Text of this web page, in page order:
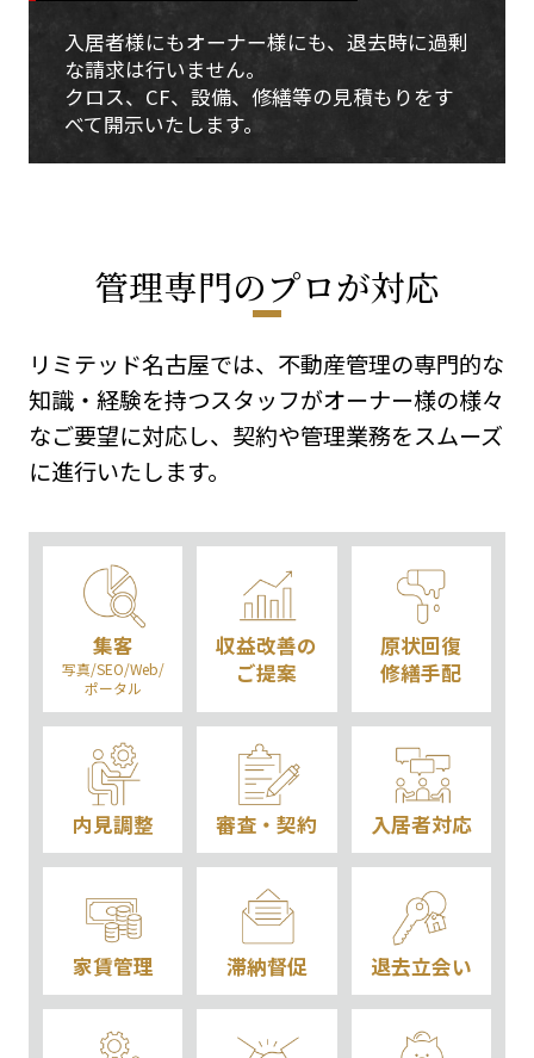
入居者様にもオーナー様にも、退去時に過剰
な請求は行いません。
クロス、CF、設備、修繕等の見積もりをす
べて開示いたします。
管理専門のプロが対応
リミテッド名古屋では、不動産管理の専門的な
知識・経験を持つスタッフがオーナー様の様々
なご要望に対応し、契約や管理業務をスムーズ
に進行いたします。
集客
写真/SEO/Web/
ポータル
収益改善の
ご提案
原状回復
修繕手配
内見調整 審査・契約 入居者対応
家賃管理 滞納督促 退去立会い